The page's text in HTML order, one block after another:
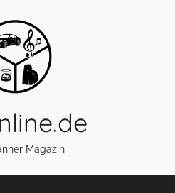
Magazin